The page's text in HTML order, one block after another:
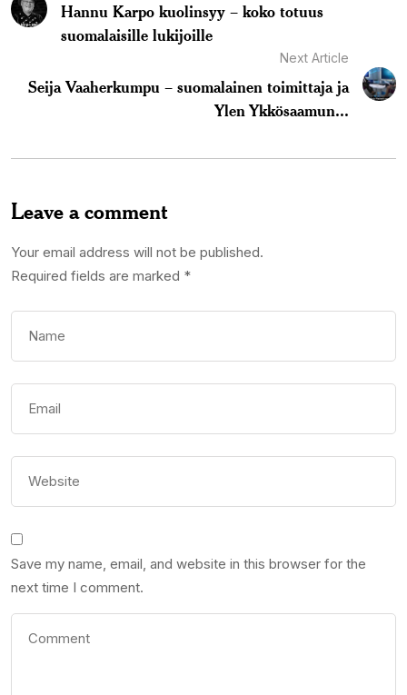
Hannu Karpo kuolinsyy – koko totuus
suomalaisille lukijoille
Next Article
Seija Vaaherkumpu – suomalainen toimittaja ja
Ylen Ykkösaamun...
Leave a comment
Your email address will not be published.
Required fields are marked *
Save my name, email, and website in this browser for the
next time I comment.